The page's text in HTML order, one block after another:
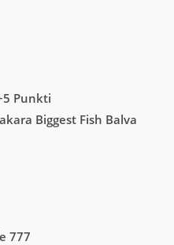
Punkti
Biggest Fish Balva
777